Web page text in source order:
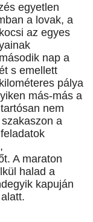
egyetlen
a lovak, a
az egyes
nap a
s emellett
pálya
más-más a
nem
a
A maraton
halad a
kapuján